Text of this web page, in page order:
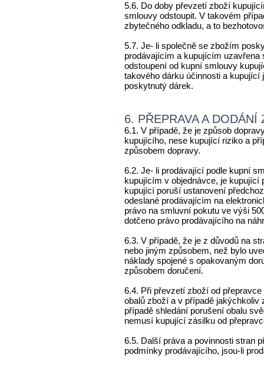
5.6. Do doby převzetí zboží
smlouvy odstoupit. V takovém
zbytečného odkladu, a to
5.7. Je- li společně se zbožím
prodávajícím a kupujícím
odstoupení od kupní smlouvy
takového dárku účinnosti a
poskytnutý dárek.
6. PŘEPRAVA A DODÁNÍ
6.1. V případě, že je způsob
kupujícího, nese kupující riziko a
způsobem dopravy.
6.2. Je- li prodávající podle kupní
kupujícím v objednávce, je kupující
kupující poruší ustanovení
odeslané prodávajícím na
právo na smluvní pokutu ve výši
dotčeno právo prodávajícího na
6.3. V případě, že je z důvodů na
nebo jiným způsobem, než bylo
náklady spojené s opakovaným
způsobem doručení.
6.4. Při převzetí zboží od
obalů zboží a v případě jakýchkoliv
případě shledání porušení obalu
nemusí kupující zásilku od
6.5. Další práva a povinnosti stran
podmínky prodávajícího, jsou-li